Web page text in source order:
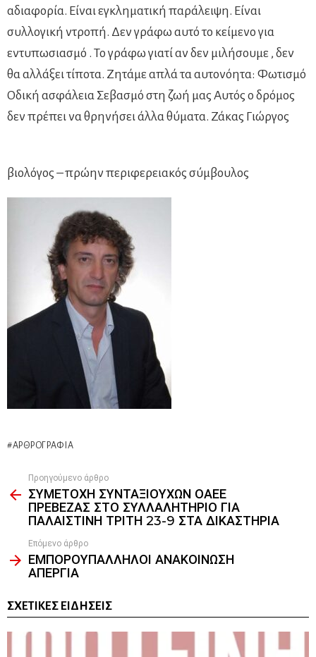
αδιαφορία. Είναι εγκληματική παράλειψη. Είναι
συλλογική ντροπή. Δεν γράφω αυτό το κείμενο για
εντυπωσιασμό . Το γράφω γιατί αν δεν μιλήσουμε , δεν
θα αλλάξει τίποτα. Ζητάμε απλά τα αυτονόητα: Φωτισμό
Οδική ασφάλεια Σεβασμό στη ζωή μας Αυτός ο δρόμος
δεν πρέπει να θρηνήσει άλλα θύματα. Ζάκας Γιώργος
βιολόγος – πρώην περιφερειακός σύμβουλος
ΑΡΘΡΟΓΡΑΦΊΑ
more
Προηγούμενο άρθρο
ΣΥΜΕΤΟΧΗ ΣΥΝΤΑΞΙΟΥΧΩΝ ΟΑΕΕ
ΠΡΕΒΕΖΑΣ ΣΤΟ ΣΥΛΛΑΛΗΤΗΡΙΟ ΓΙΑ
ΠΑΛΑΙΣΤΙΝΗ ΤΡΙΤΗ 23-9 ΣΤΑ ΔΙΚΑΣΤΗΡΙΑ
Επόμενο άρθρο
ΕΜΠΟΡΟΥΠΑΛΛΗΛΟΙ ΑΝΑΚΟΙΝΩΣΗ
ΑΠΕΡΓΙΑ
ΣΧΕΤΙΚΈΣ ΕΙΔΉΣΕΙΣ